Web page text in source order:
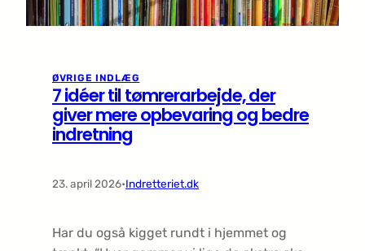
ØVRIGE INDLÆG
7 idéer til tømrerarbejde, der
giver mere opbevaring og bedre
indretning
23. april 2026•Indretteriet.dk
Har du også kigget rundt i hjemmet og